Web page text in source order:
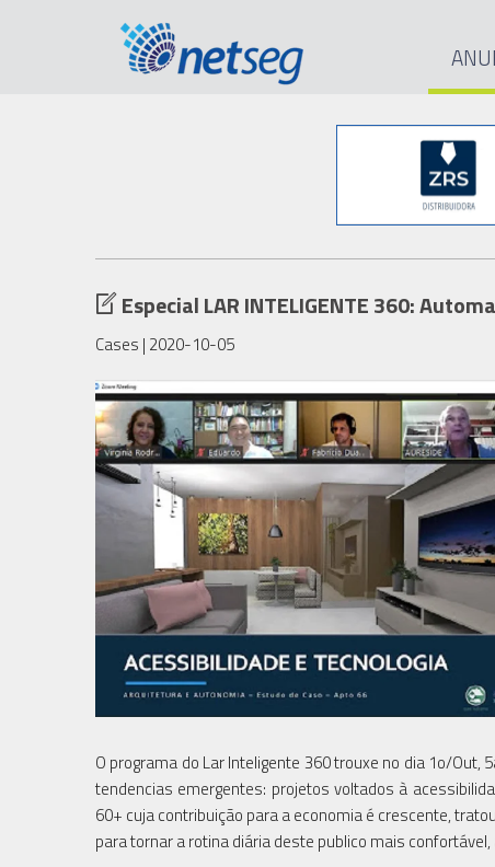
Especial LAR INTELIGENTE 360:
Cases | 2020-10-05
O programa do Lar Inteligente 360 trouxe no dia 1o/Out,
tendencias emergentes: projetos voltados à
60+ cuja contribuição para a economia é crescente,
para tornar a rotina diária deste publico mais